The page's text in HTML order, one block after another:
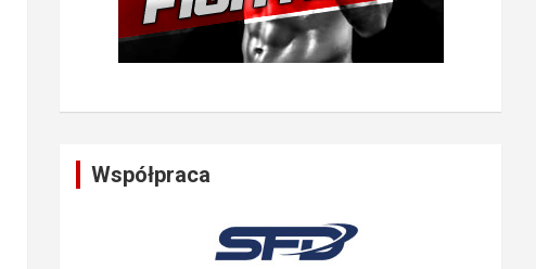
Współpraca